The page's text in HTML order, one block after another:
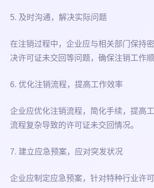
5. 及时沟通，解决实际问题
在注销过程中，企业应与相关部门保持
决许可证未交回等问题，确保注销工作顺
6. 优化注销流程，提高工作效率
企业应优化注销流程，简化手续，提高
流程复杂导致的许可证未交回情况。
7. 建立应急预案，应对突发状况
企业应制定应急预案，针对特种行业许